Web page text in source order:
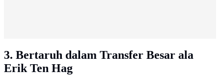
3. Bertaruh dalam Transfer Besar ala
Erik Ten Hag